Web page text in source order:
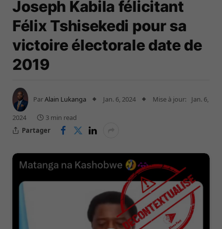
Joseph Kabila félicitant
Félix Tshisekedi pour sa
victoire électorale date de
2019
ParAlain Lukanga Jan. 6, 2024 Mise à jour: Jan. 6,
2024
3 min read
Partager